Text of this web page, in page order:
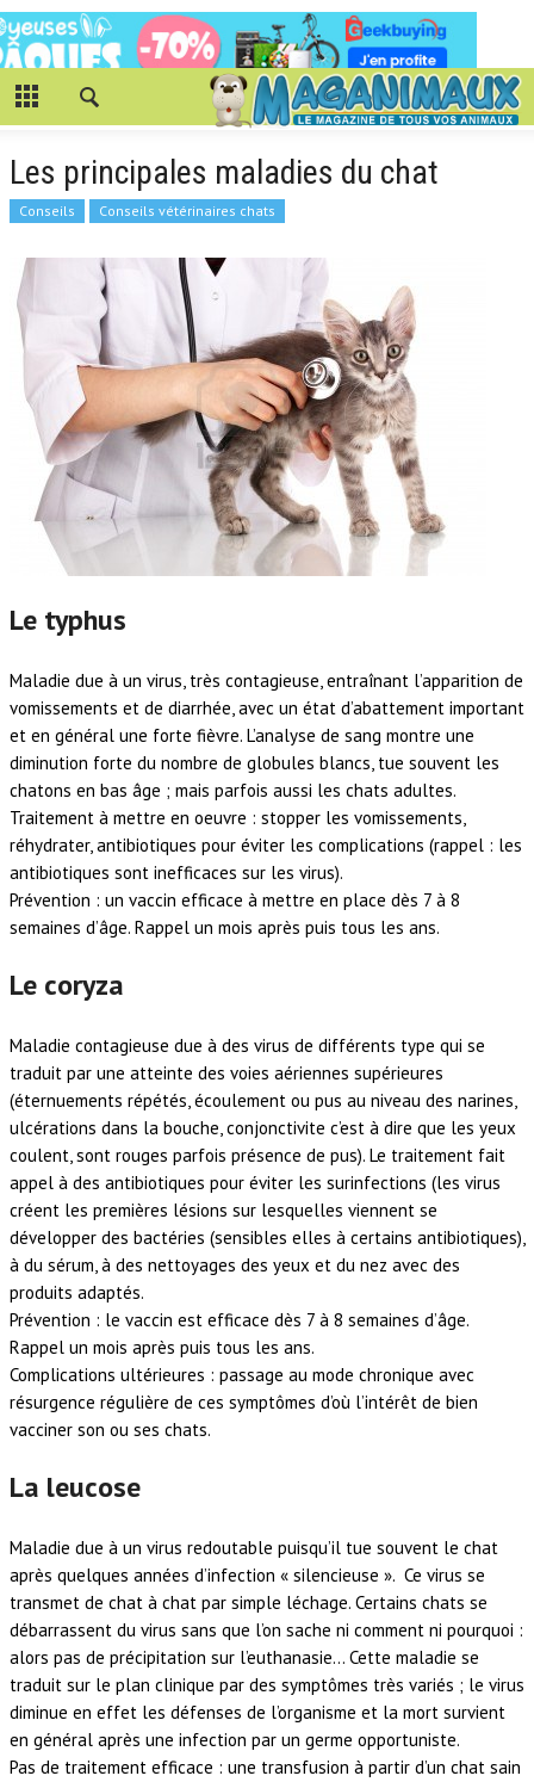
Les principales maladies du chat
Conseils Conseils vétérinaires chats
Le typhus
Maladie due à un virus, très contagieuse, entraînant l’apparition de
vomissements et de diarrhée, avec un état d’abattement important
et en général une forte fièvre. L’analyse de sang montre une
diminution forte du nombre de globules blancs, tue souvent les
chatons en bas âge ; mais parfois aussi les chats adultes.
Traitement à mettre en oeuvre : stopper les vomissements,
réhydrater, antibiotiques pour éviter les complications (rappel : les
antibiotiques sont inefficaces sur les virus).
Prévention : un vaccin efficace à mettre en place dès 7 à 8
semaines d’âge. Rappel un mois après puis tous les ans.
Le coryza
Maladie contagieuse due à des virus de différents type qui se
traduit par une atteinte des voies aériennes supérieures
(éternuements répétés, écoulement ou pus au niveau des narines,
ulcérations dans la bouche, conjonctivite c’est à dire que les yeux
coulent, sont rouges parfois présence de pus). Le traitement fait
appel à des antibiotiques pour éviter les surinfections (les virus
créent les premières lésions sur lesquelles viennent se
développer des bactéries (sensibles elles à certains antibiotiques),
à du sérum, à des nettoyages des yeux et du nez avec des
produits adaptés.
Prévention : le vaccin est efficace dès 7 à 8 semaines d’âge.
Rappel un mois après puis tous les ans.
Complications ultérieures : passage au mode chronique avec
résurgence régulière de ces symptômes d’où l’intérêt de bien
vacciner son ou ses chats.
La leucose
Maladie due à un virus redoutable puisqu’il tue souvent le chat
après quelques années d’infection « silencieuse ». Ce virus se
transmet de chat à chat par simple léchage. Certains chats se
débarrassent du virus sans que l’on sache ni comment ni pourquoi :
alors pas de précipitation sur l’euthanasie… Cette maladie se
traduit sur le plan clinique par des symptômes très variés ; le virus
diminue en effet les défenses de l’organisme et la mort survient
en général après une infection par un germe opportuniste.
Pas de traitement efficace : une transfusion à partir d’un chat sain